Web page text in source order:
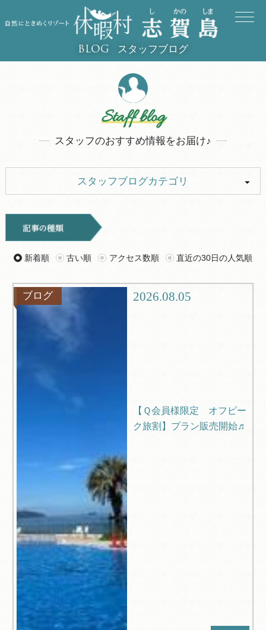
BLOG スタッフブログ
Staff blog
スタッフのおすすめ情報をお届け♪
スタッフブログカテゴリ
お知らせ
ツアー グルメ
観光
Q＆A
新着順 古い順 アクセス数順 直近の30日の人気順
ブログ 2026.08.05
【Ｑ会員様限定 オフピー
ク旅割】プラン販売開始♬